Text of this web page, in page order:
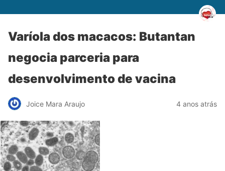
Varíola dos macacos: Butantan
negocia parceria para
desenvolvimento de vacina
Joice Mara Araujo 4 anos atrás